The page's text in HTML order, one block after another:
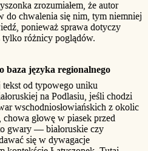
zrozumiałem, że autor
do chwalenia się nim, tym niemniej
ponieważ sprawa dotyczy
tylko różnicy poglądów.
baza języka regionalnego
od typowego uniku
na Podlasiu, jeśli chodzi
wschodniosłowiańskich z okolic
głowę w piasek przed
gwary — białoruskie czy
się w dywagacje